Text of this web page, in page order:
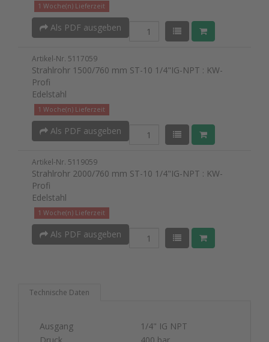
1 Woche(n) Lieferzeit
Als PDF ausgeben
Artikel-Nr. 5117059
Strahlrohr 1500/760 mm ST-10 1/4"IG-NPT : KW-
Profi
Edelstahl
1 Woche(n) Lieferzeit
Als PDF ausgeben
Artikel-Nr. 5119059
Strahlrohr 2000/760 mm ST-10 1/4"IG-NPT : KW-
Profi
Edelstahl
1 Woche(n) Lieferzeit
Als PDF ausgeben
Technische Daten
Ausgang
1/4" IG NPT